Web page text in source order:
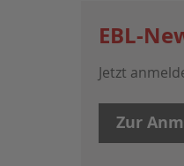
EBL-
Jetzt
Zur